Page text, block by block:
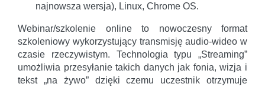
najnowsza wersja), Linux, Chrome OS.
Webinar/szkolenie online to nowoczesny format
szkoleniowy wykorzystujący transmisję audio-wideo w
czasie rzeczywistym. Technologia typu „Streaming”
umożliwia przesyłanie takich danych jak fonia, wizja i
tekst „na żywo” dzięki czemu uczestnik otrzymuje